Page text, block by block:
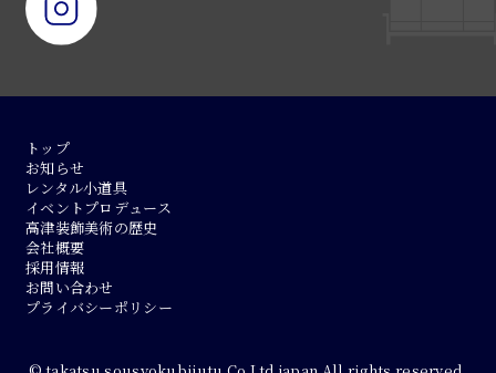
トップ
お知らせ
レンタル小道具
イベントプロデュース
高津装飾美術の歴史
会社概要
採用情報
お問い合わせ
プライバシーポリシー